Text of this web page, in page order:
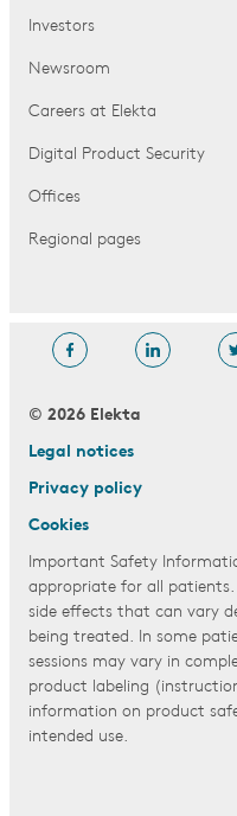
Investors
Newsroom
Careers at Elekta
Digital Product Security
Offices
Regional pages
© 2026 Elekta
Legal notices
Privacy policy
Cookies
Important Safety
appropriate for all
side effects that can vary
being treated. In some
sessions may vary in
product labeling
information on product
intended use.